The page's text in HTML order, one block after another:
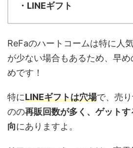
・LINEギフト
ReFaのハートコームは特に人
が少ない場合もあるため、早
めです！
特にLINEギフトは穴場で、売
のの再販回数が多く、ゲット
向にありますよ。